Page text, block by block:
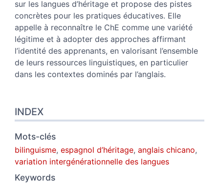
sur les langues d’héritage et propose des pistes
concrètes pour les pratiques éducatives. Elle
appelle à reconnaître le ChE comme une variété
légitime et à adopter des approches affirmant
l’identité des apprenants, en valorisant l’ensemble
de leurs ressources linguistiques, en particulier
dans les contextes dominés par l’anglais.
INDEX
Mots-clés
bilinguisme, espagnol d’héritage, anglais chicano,
variation intergénérationnelle des langues
Keywords